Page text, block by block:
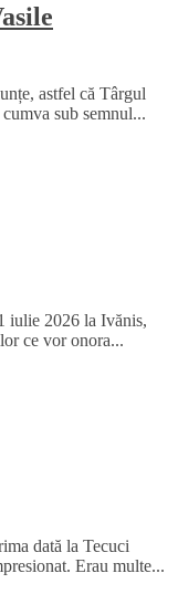
astfel că Târgul
sub semnul...
iulie 2026 la Ivănis,
ce vor onora...
dată la Tecuci
Erau multe...